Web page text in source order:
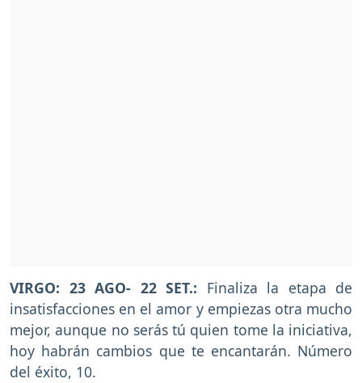
VIRGO: 23 AGO- 22 SET.: Finaliza la etapa de
insatisfacciones en el amor y empiezas otra mucho
mejor, aunque no serás tú quien tome la iniciativa,
hoy habrán cambios que te encantarán. Número
del éxito, 10.